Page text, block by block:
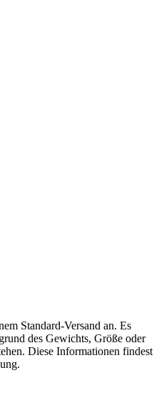
Standard-Versand an. Es
des Gewichts, Größe oder
Diese Informationen findest